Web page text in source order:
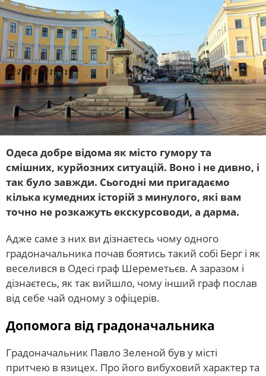
Одеса добре відома як місто гумору та
смішних, курйозних ситуацій. Воно і не дивно, і
так було завжди. Сьогодні ми пригадаємо
кілька кумедних історій з минулого, які вам
точно не розкажуть екскурсоводи, а дарма.
Адже саме з них ви дізнаєтесь чому одного
градоначальника почав боятись такий собі Берг і як
веселився в Одесі граф Шереметьєв. А заразом і
дізнаєтесь, як так вийшло, чому інший граф послав
від себе чай одному з офіцерів.
Допомога від градоначальника
Градоначальник Павло Зеленой був у місті
притчею в язицех. Про його вибуховий характер та